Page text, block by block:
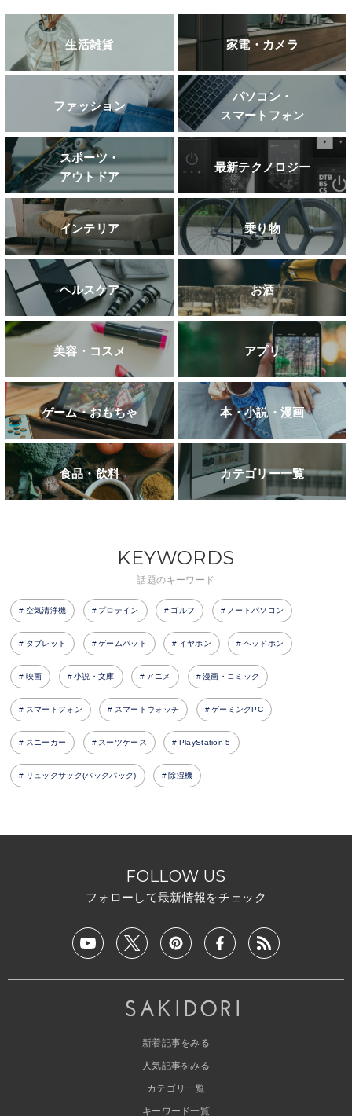
生活雑貨 家電・カメラ
ファッション
パソコン・
スマートフォン
スポーツ・
アウトドア
最新テクノロジー
インテリア 乗り物
ヘルスケア お酒
美容・コスメ アプリ
ゲーム・おもちゃ 本・小説・漫画
食品・飲料 カテゴリー一覧
KEYWORDS
話題のキーワード
空気清浄機 プロテイン ゴルフ ノートパソコン
タブレット ゲームパッド イヤホン ヘッドホン
映画 小説・文庫 アニメ 漫画・コミック
スマートフォン スマートウォッチ ゲーミングPC
スニーカー スーツケース PlayStation 5
リュックサック(バックパック) 除湿機
FOLLOW US
フォローして最新情報をチェック
新着記事をみる
人気記事をみる
カテゴリ一覧
キーワード一覧